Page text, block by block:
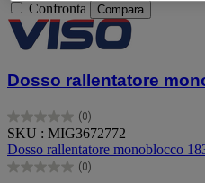
Confronta Compara
Dosso rallentatore
(0)
0.0
su
5
stelle.
SKU : MIG3672772
Dosso rallentatore monoblocco
(0)
0.0